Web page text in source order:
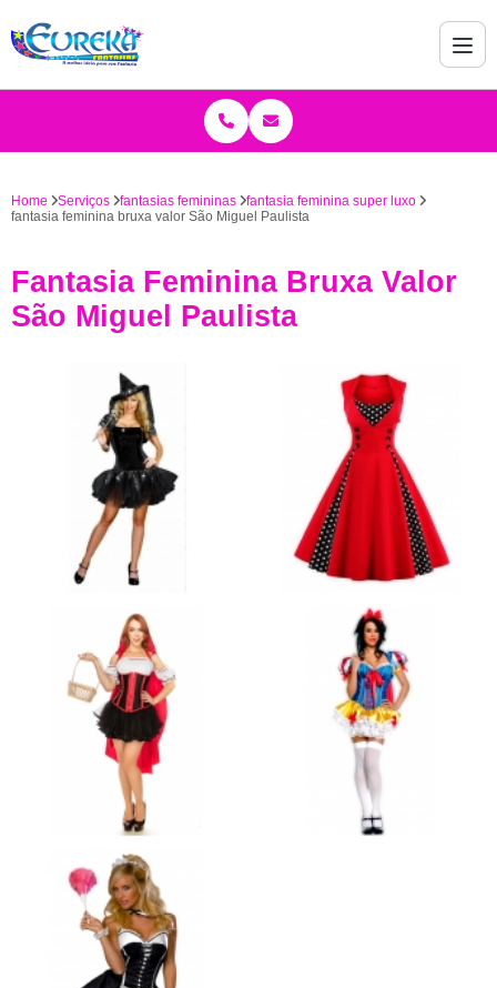
Home Serviços fantasias femininas
fantasia feminina super luxo
fantasia feminina bruxa valor São Miguel Paulista
Fantasia Feminina Bruxa Valor
São Miguel Paulista